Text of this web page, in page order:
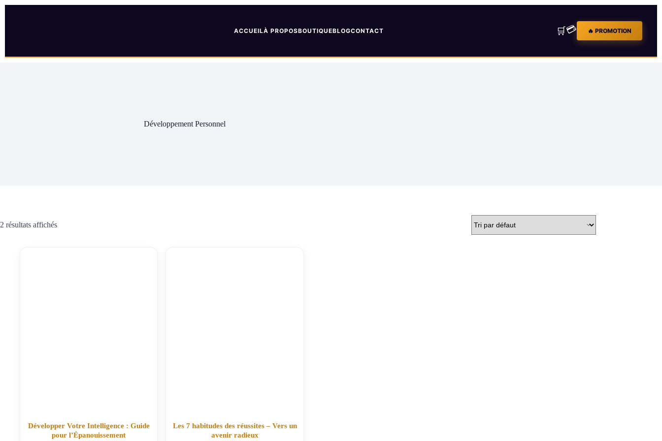
ACCUEILÀ PROPOSBOUTIQUEBLOGCONTACT 🛒💳 🔥 PROMOTION
Développement Personnel
2 résultats affichés
Développer Votre Intelligence : Guide
pour l’Épanouissement
Les 7 habitudes des réussites – Vers un
avenir radieux